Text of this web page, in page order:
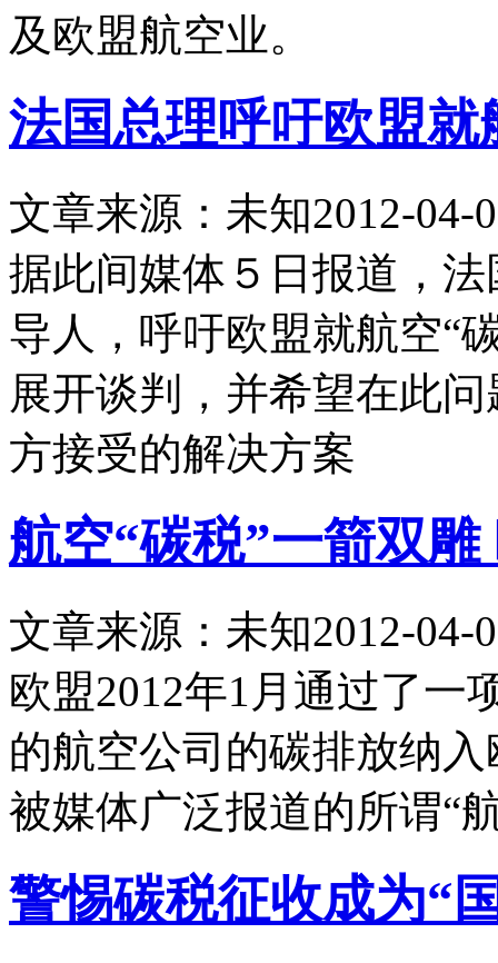
及欧盟航空业。
法国总理呼吁欧盟
文章来源：未知2012-04-
据此间媒体５日报道，
导人，呼吁欧盟就航空“
展开谈判，并希望在此
方接受的解决方案
航空“碳税”一箭双
文章来源：未知2012-04-
欧盟2012年1月通过了一
的航空公司的碳排放纳
被媒体广泛报道的所谓“
警惕碳税征收成为“